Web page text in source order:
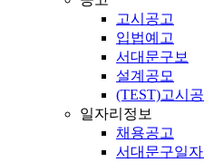
고시공고
입법예고
서대문구보
설계공모
(TEST)고시
일자리정보
채용공고
서대문구일